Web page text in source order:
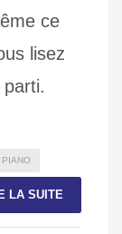
ce
lisez
parti.
PIANO
LA SUITE